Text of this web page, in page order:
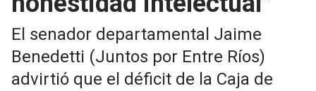
El senador departamental Jaime
Benedetti (Juntos por Entre Ríos)
advirtió que el déficit de la Caja de